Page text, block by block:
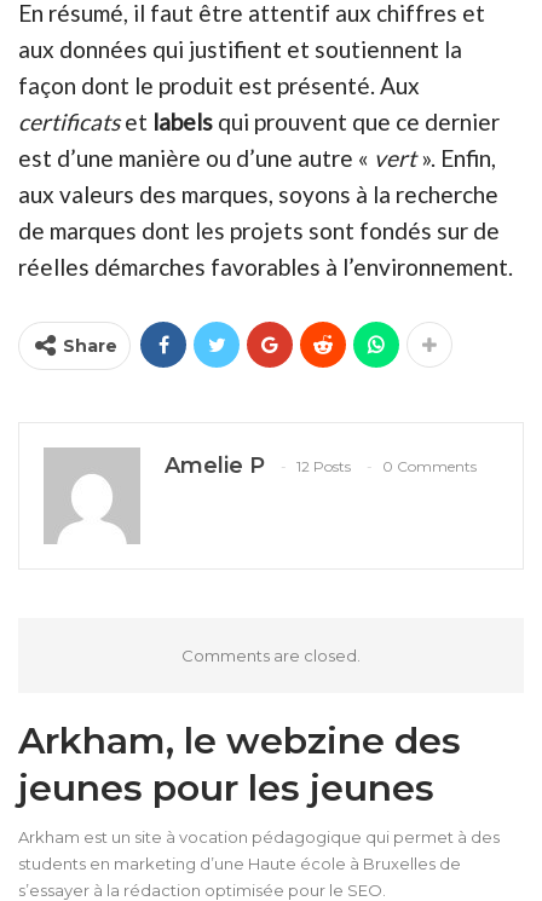
En résumé, il faut être attentif aux chiffres et
aux données qui justifient et soutiennent la
façon dont le produit est présenté. Aux
certificatset labels qui prouvent que ce dernier
est d’une manière ou d’une autre « vert». Enfin,
aux valeurs des marques, soyons à la recherche
de marques dont les projets sont fondés sur de
réelles démarches favorables à l’environnement.
Share
Amelie P 12 Posts 0 Comments
Comments are closed.
Arkham, le webzine des
jeunes pour les jeunes
Arkham est un site à vocation pédagogique qui permet à des
students en marketing d’une Haute école à Bruxelles de
s’essayer à la rédaction optimisée pour le SEO.